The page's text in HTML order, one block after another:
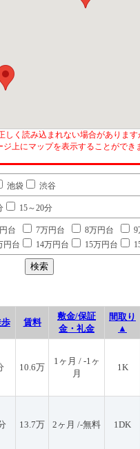
く読み込まれない場合がありま
上にマップを表示することができ
池袋 渋谷
15～20分
台 7万円台 8万円台 9
円台 14万円台 15万円台
賃料
敷金/保証
金・礼金
間取り
▲
10.6万
1ヶ月 / -1ヶ
月
1K
13.7万 2ヶ月 /-無料 1DK